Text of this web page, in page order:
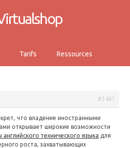
Tarifs Ressources
#3461
что владение иностранными
открывает широкие возможности
английского технического языка для
роста, захватывающих